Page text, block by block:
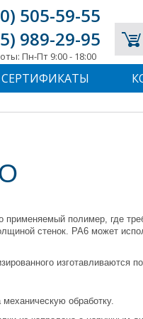
505-59-55
989-29-95
Пн-Пт 9:00 - 18:00
СЕРТИФИКАТЫ
полимер, где
стенок. РА6 может
изготавливаются по
обработку.